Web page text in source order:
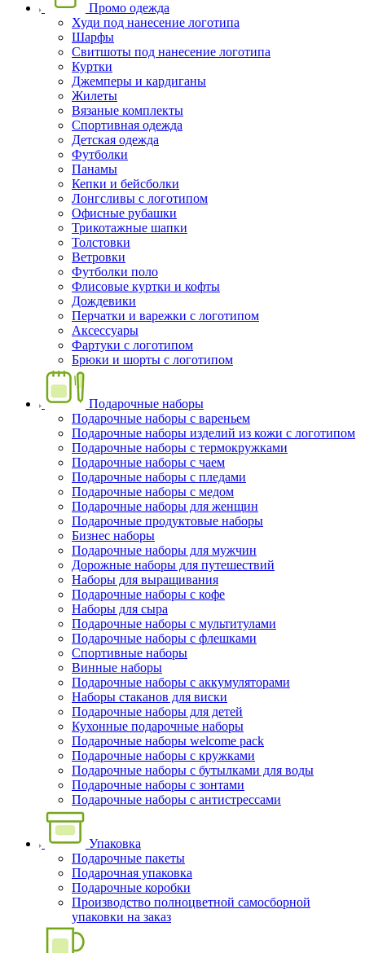
Промо одежда
Худи под нанесение логотипа
Шарфы
Свитшоты под нанесение логотипа
Куртки
Джемперы и кардиганы
Жилеты
Вязаные комплекты
Спортивная одежда
Детская одежда
Футболки
Панамы
Кепки и бейсболки
Лонгсливы с логотипом
Офисные рубашки
Трикотажные шапки
Толстовки
Ветровки
Футболки поло
Флисовые куртки и кофты
Дождевики
Перчатки и варежки с логотипом
Аксессуары
Фартуки с логотипом
Брюки и шорты с логотипом
Подарочные наборы
Подарочные наборы с вареньем
Подарочные наборы изделий из кожи с логотипом
Подарочные наборы с термокружками
Подарочные наборы с чаем
Подарочные наборы с пледами
Подарочные наборы с медом
Подарочные наборы для женщин
Подарочные продуктовые наборы
Бизнес наборы
Подарочные наборы для мужчин
Дорожные наборы для путешествий
Наборы для выращивания
Подарочные наборы с кофе
Наборы для сыра
Подарочные наборы с мультитулами
Подарочные наборы с флешками
Спортивные наборы
Винные наборы
Подарочные наборы с аккумуляторами
Наборы стаканов для виски
Подарочные наборы для детей
Кухонные подарочные наборы
Подарочные наборы welcome pack
Подарочные наборы с кружками
Подарочные наборы с бутылками для воды
Подарочные наборы с зонтами
Подарочные наборы с антистрессами
Упаковка
Подарочные пакеты
Подарочная упаковка
Подарочные коробки
Производство полноцветной самосборной
упаковки на заказ